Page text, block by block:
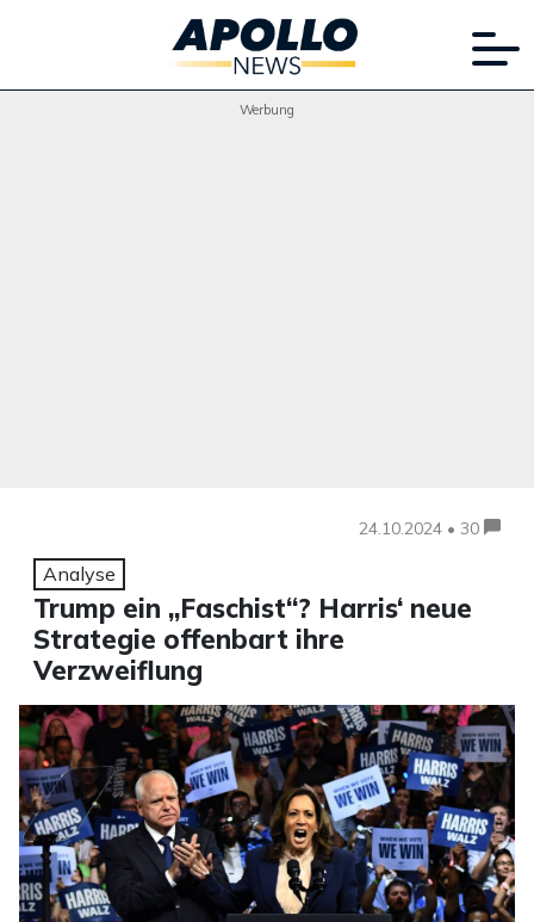
Werbung
24.10.2024 • 30
Analyse
Trump ein „Faschist“? Harris‘ neue
Strategie offenbart ihre
Verzweiflung